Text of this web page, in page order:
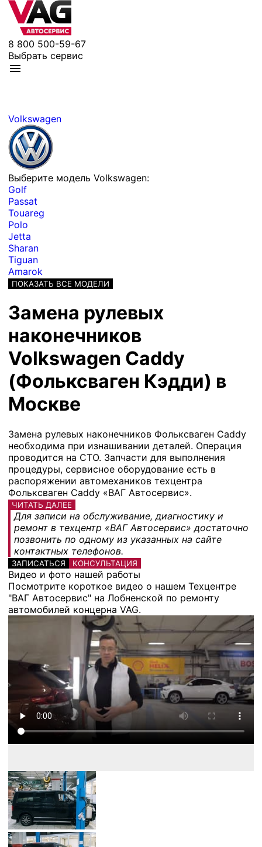
8 800 500-59-67
Выбрать сервис
Volkswagen
Выберите модель Volkswagen:
Golf
Passat
Touareg
Polo
Jetta
Sharan
Tiguan
Amarok
ПОКАЗАТЬ ВСЕ МОДЕЛИ
Замена рулевых
наконечников
Volkswagen Caddy
(Фольксваген Кэдди) в
Москве
Замена рулевых наконечников Фольксваген Caddy
необходима при изнашивании деталей. Операция
проводится на СТО. Запчасти для выполнения
процедуры, сервисное оборудование есть в
распоряжении автомехаников техцентра
Фольксваген Caddy «ВАГ Автосервис».
ЧИТАТЬ ДАЛЕЕ
Для записи на обслуживание, диагностику и
ремонт в техцентр «ВАГ Автосервис» достаточно
позвонить по одному из указанных на сайте
контактных телефонов.
ЗАПИСАТЬСЯ КОНСУЛЬТАЦИЯ
Видео и фото нашей работы
Посмотрите короткое видео о нашем Техцентре
"ВАГ Автосервис" на Лобненской по ремонту
автомобилей концерна VAG.